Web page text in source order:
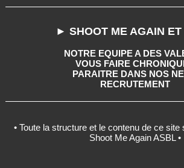
► SHOOT ME AGAIN ET
NOTRE EQUIPE A DES
VOUS FAIRE
PARAITRE DANS NOS
RECRUTEMENT
• Toute la structure et le contenu de ce site
Shoot Me Again ASBL •